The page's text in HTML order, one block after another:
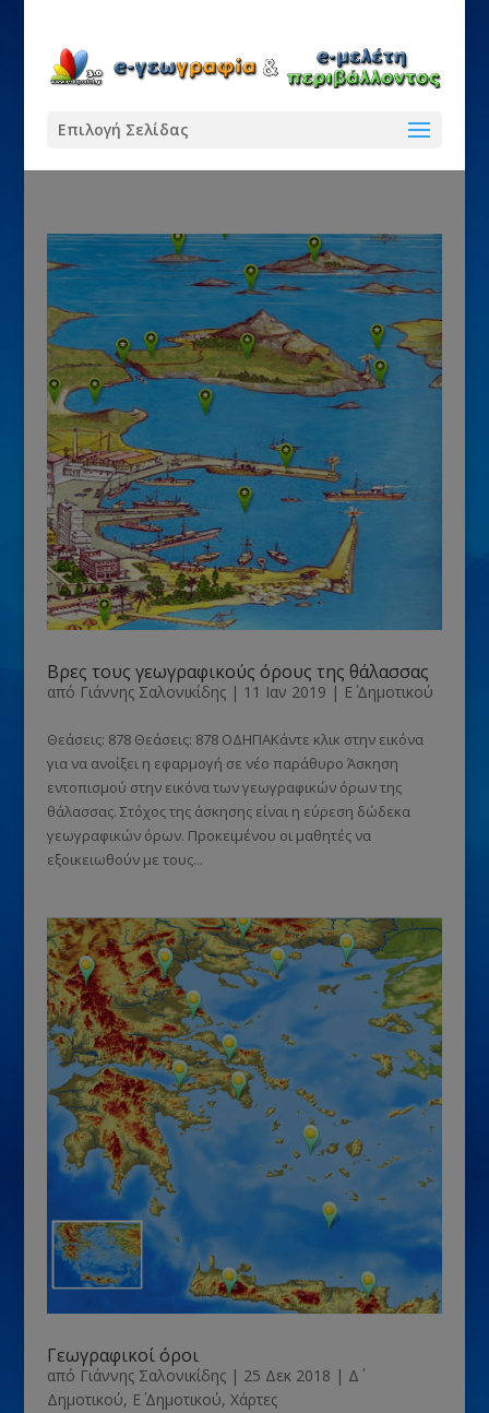
Επιλογή Σελίδας
Βρες τους γεωγραφικούς όρους της θάλασσας
από Γιάννης Σαλονικίδης| 11 Ιαν 2019 | Ε΄ Δημοτικού
Θεάσεις: 878 Θεάσεις: 878 ΟΔΗΓΙΑΚάντε κλικ στην εικόνα
για να ανοίξει η εφαρμογή σε νέο παράθυρο Άσκηση
εντοπισμού στην εικόνα των γεωγραφικών όρων της
θάλασσας. Στόχος της άσκησης είναι η εύρεση δώδεκα
γεωγραφικών όρων. Προκειμένου οι μαθητές να
εξοικειωθούν με τους...
Γεωγραφικοί όροι
από Γιάννης Σαλονικίδης| 25 Δεκ 2018 | Δ΄
Δημοτικού, Ε΄ Δημοτικού, Χάρτες